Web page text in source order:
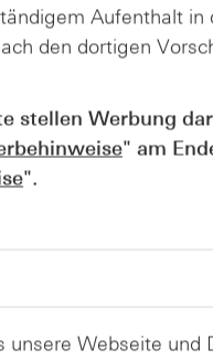
bleibt der DAX® in
- ntv Zertifikate
Aufenthalt in
den dortigen
stellen Werbung
" am
".
Webseite und